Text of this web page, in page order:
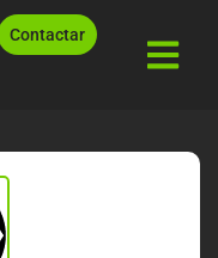
Contactar